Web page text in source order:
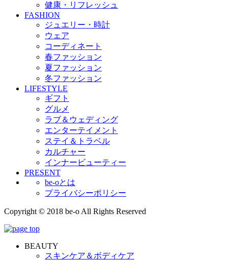
健康・リフレッシュ
FASHION
ジュエリー・時計
ウェア
コーディネート
春ファッション
夏ファッション
冬ファッション
LIFESTYLE
ギフト
グルメ
ラブ＆ウェディング
エンターテイメント
ステイ＆トラベル
カルチャー
インナービューティー
PRESENT
be-oとは
プライバシーポリシー
Copyright © 2018 be-o All Rights Reserved
BEAUTY
スキンケア＆ボディケア